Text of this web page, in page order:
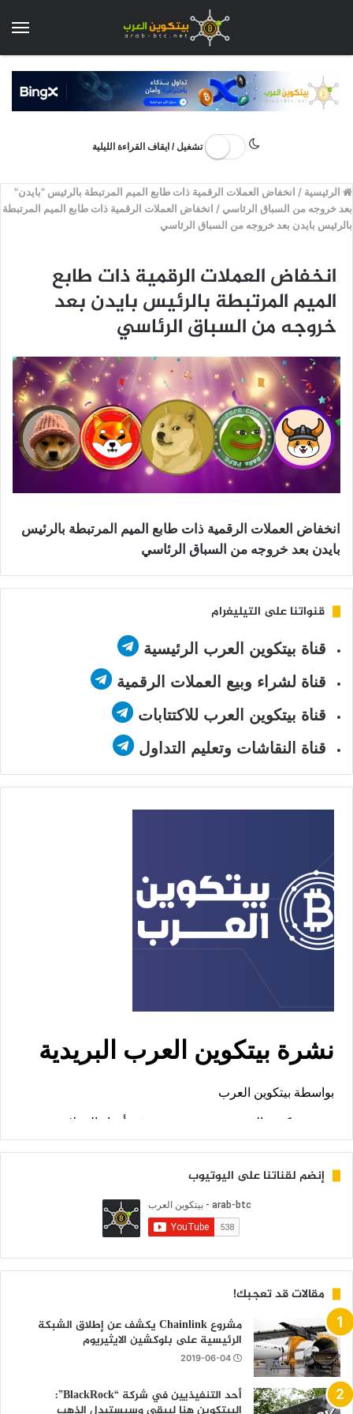
تشغيل / ايقاف القراءة الليلية
الرئيسية / انخفاض العملات الرقمية ذات طابع الميم المرتبطة بالرئيس "بايدن"
بعد خروجه من السباق الرئاسي / انخفاض العملات الرقمية ذات طابع الميم المرتبطة
بالرئيس بايدن بعد خروجه من السباق الرئاسي
انخفاض العملات الرقمية ذات طابع
الميم المرتبطة بالرئيس بايدن بعد
خروجه من السباق الرئاسي
انخفاض العملات الرقمية ذات طابع الميم المرتبطة بالرئيس
بايدن بعد خروجه من السباق الرئاسي
قنواتنا على التيليغرام
قناة بيتكوين العرب الرئيسية
قناة لشراء وبيع العملات الرقمية
قناة بيتكوين العرب للاكتتابات
قناة النقاشات وتعليم التداول
إنضم لقناتنا على اليوتيوب
مقالات قد تعجبك!
مشروع Chainlink يكشف عن إطلاق الشبكة
الرئيسية على بلوكشين الايثيريوم
2019-06-04
أحد التنفيذيين في شركة “BlackRock”: